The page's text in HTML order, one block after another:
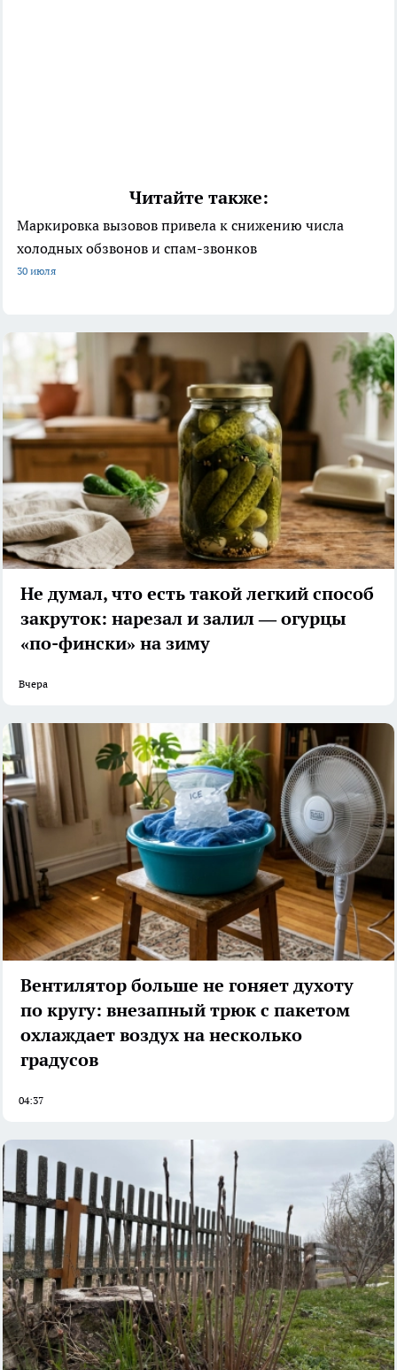
Читайте также:
Маркировка вызовов привела к снижению числа
холодных обзвонов и спам-звонков
30 июля
Не думал, что есть такой легкий способ
закруток: нарезал и залил — огурцы
«по-фински» на зиму
Вчера
Вентилятор больше не гоняет духоту
по кругу: внезапный трюк с пакетом
охлаждает воздух на несколько
градусов
04:37